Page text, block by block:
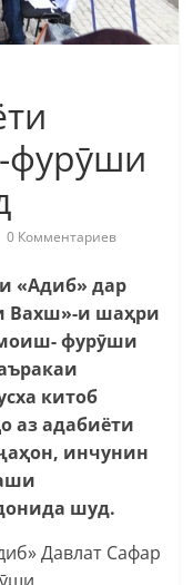
фурӯши
0 Комментариев
«Адиб» дар
Вахш»-и шаҳри
фурӯши
китоб
аз адабиёти
инчунин
шуд.
Давлат Сафар